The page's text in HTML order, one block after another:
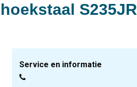
S235JR
Service en informatie